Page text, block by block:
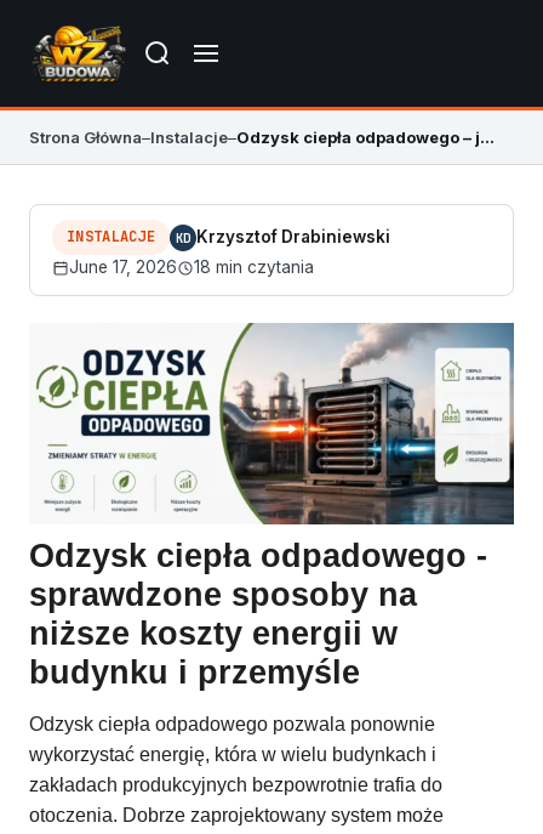
Strona Główna–Instalacje– Odzysk ciepła odpadowego – jak obniżyć koszty energii skutecznie
INSTALACJE KD Krzysztof Drabiniewski
June 17, 2026
18 min czytania
Odzysk ciepła odpadowego -
sprawdzone sposoby na
niższe koszty energii w
budynku i przemyśle
Odzysk ciepła odpadowego pozwala ponownie
wykorzystać energię, która w wielu budynkach i
zakładach produkcyjnych bezpowrotnie trafia do
otoczenia. Dobrze zaprojektowany system może